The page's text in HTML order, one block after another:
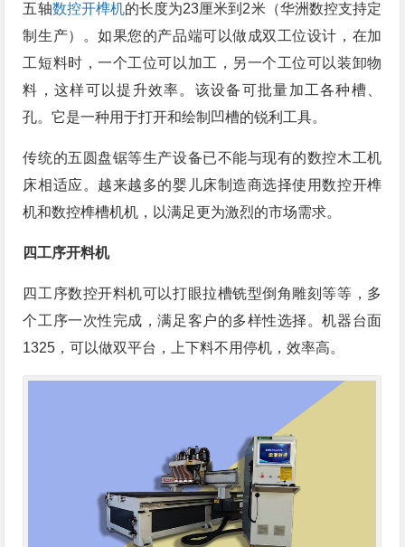
五轴数控开榫机的长度为23厘米到2米（华洲数控支持定
制生产）。如果您的产品端可以做成双工位设计，在加
工短料时，一个工位可以加工，另一个工位可以装卸物
料，这样可以提升效率。该设备可批量加工各种槽、
孔。它是一种用于打开和绘制凹槽的锐利工具。
传统的五圆盘锯等生产设备已不能与现有的数控木工机
床相适应。越来越多的婴儿床制造商选择使用数控开榫
机和数控榫槽机机，以满足更为激烈的市场需求。
四工序开料机
四工序数控开料机可以打眼拉槽铣型倒角雕刻等等，多
个工序一次性完成，满足客户的多样性选择。机器台面
1325，可以做双平台，上下料不用停机，效率高。